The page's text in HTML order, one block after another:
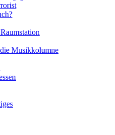
Musikkolumne